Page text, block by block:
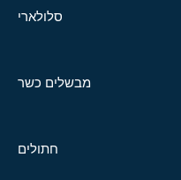
סלולארי
מבשלים כשר
חתולים